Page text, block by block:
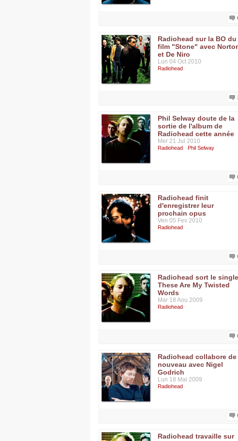
Radiohead sur la BO du
film "Stone" avec
et De Niro
Lun 04 Oct 2010
Radiohead
Phil Selway doute de la
sortie de l'album de
Radiohead cette année
Mer 21 Jul 2010
Radiohead Phil Selway
Radiohead finit
d'enregistrer leur
prochain opus
Ven 05 Fev 2010
Radiohead
Radiohead sort le single
These Are My Twisted
Words
Mar 18 Aou 2009
Radiohead
Radiohead collabore de
nouveau avec Nigel
Godrich
Lun 18 Mai 2009
Radiohead
Radiohead travaille sur